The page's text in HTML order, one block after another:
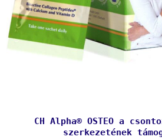
CH Alpha® OSTEO a
szerkezetének